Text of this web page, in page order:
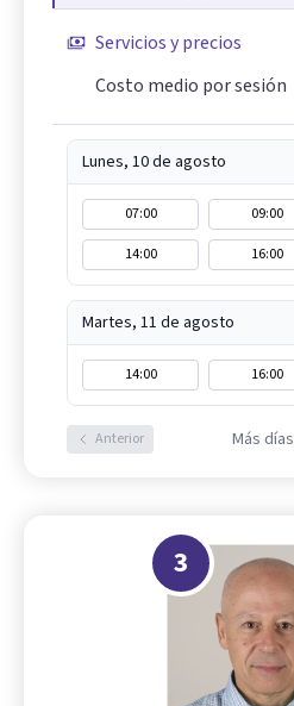
Servicios y precios
Costo medio por sesión
Lunes, 10 de agosto
07:00 09:00
14:00
16:00
Martes, 11 de agosto
14:00 16:00
Anterior Más días
3